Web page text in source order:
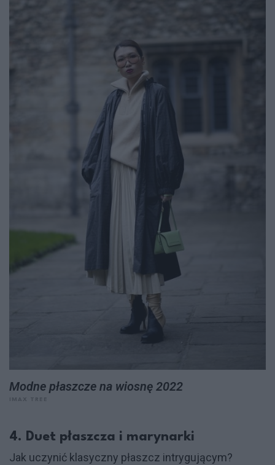
Modne płaszcze na wiosnę 2022
4. Duet płaszcza i marynarki
Jak uczynić klasyczny płaszcz intrygującym?